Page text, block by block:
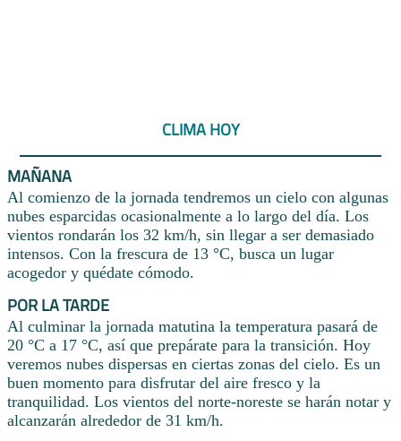
CLIMA HOY
MAÑANA
Al comienzo de la jornada tendremos un cielo con algunas
nubes esparcidas ocasionalmente a lo largo del día. Los
vientos rondarán los 32 km/h, sin llegar a ser demasiado
intensos. Con la frescura de 13 °C, busca un lugar
acogedor y quédate cómodo.
POR LA TARDE
Al culminar la jornada matutina la temperatura pasará de
20 °C a 17 °C, así que prepárate para la transición. Hoy
veremos nubes dispersas en ciertas zonas del cielo. Es un
buen momento para disfrutar del aire fresco y la
tranquilidad. Los vientos del norte-noreste se harán notar y
alcanzarán alrededor de 31 km/h.